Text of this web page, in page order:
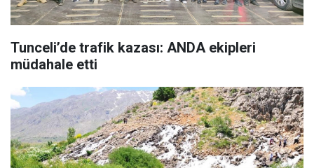
Tunceli’de trafik kazası: ANDA ekipleri
müdahale etti